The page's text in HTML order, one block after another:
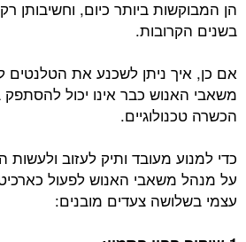
בשנים הקרובות.
אם כן, איך ניתן לשכנע את
משאבי האנוש כבר אינו יכול
הכשרה טכנולוגיים.
כדי למנוע מעובד ותיק לעזוב
על מנהל משאבי האנוש לפעול
עצמי בשלושה צעדים מובנים: